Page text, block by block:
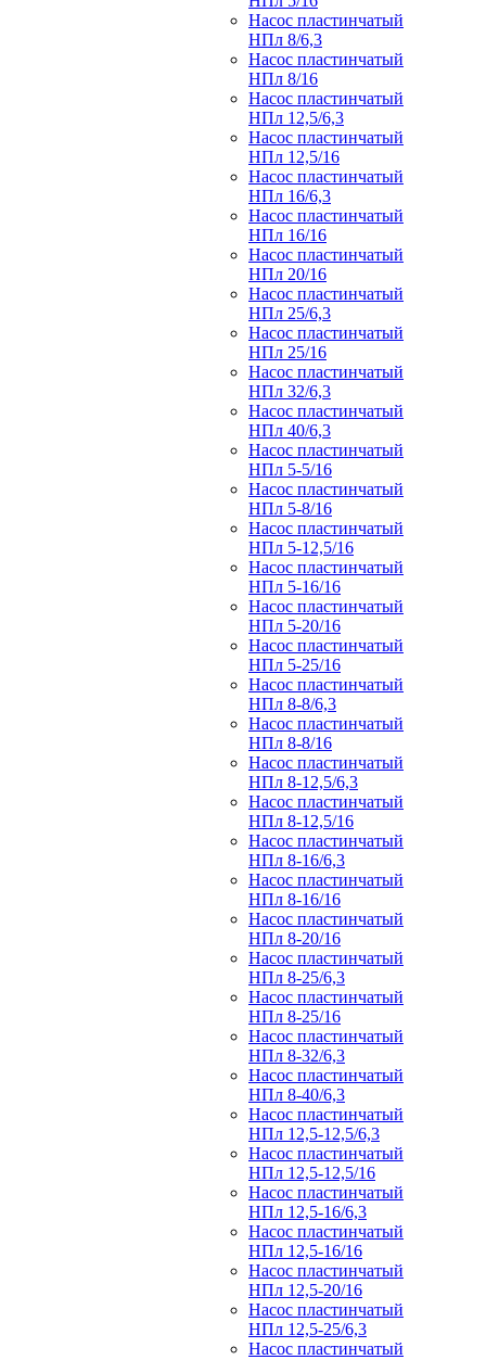
Насос пластинчатый
НПл 8/6,3
Насос пластинчатый
НПл 8/16
Насос пластинчатый
НПл 12,5/6,3
Насос пластинчатый
НПл 12,5/16
Насос пластинчатый
НПл 16/6,3
Насос пластинчатый
НПл 16/16
Насос пластинчатый
НПл 20/16
Насос пластинчатый
НПл 25/6,3
Насос пластинчатый
НПл 25/16
Насос пластинчатый
НПл 32/6,3
Насос пластинчатый
НПл 40/6,3
Насос пластинчатый
НПл 5-5/16
Насос пластинчатый
НПл 5-8/16
Насос пластинчатый
НПл 5-12,5/16
Насос пластинчатый
НПл 5-16/16
Насос пластинчатый
НПл 5-20/16
Насос пластинчатый
НПл 5-25/16
Насос пластинчатый
НПл 8-8/6,3
Насос пластинчатый
НПл 8-8/16
Насос пластинчатый
НПл 8-12,5/6,3
Насос пластинчатый
НПл 8-12,5/16
Насос пластинчатый
НПл 8-16/6,3
Насос пластинчатый
НПл 8-16/16
Насос пластинчатый
НПл 8-20/16
Насос пластинчатый
НПл 8-25/6,3
Насос пластинчатый
НПл 8-25/16
Насос пластинчатый
НПл 8-32/6,3
Насос пластинчатый
НПл 8-40/6,3
Насос пластинчатый
НПл 12,5-12,5/6,3
Насос пластинчатый
НПл 12,5-12,5/16
Насос пластинчатый
НПл 12,5-16/6,3
Насос пластинчатый
НПл 12,5-16/16
Насос пластинчатый
НПл 12,5-20/16
Насос пластинчатый
НПл 12,5-25/6,3
Насос пластинчатый